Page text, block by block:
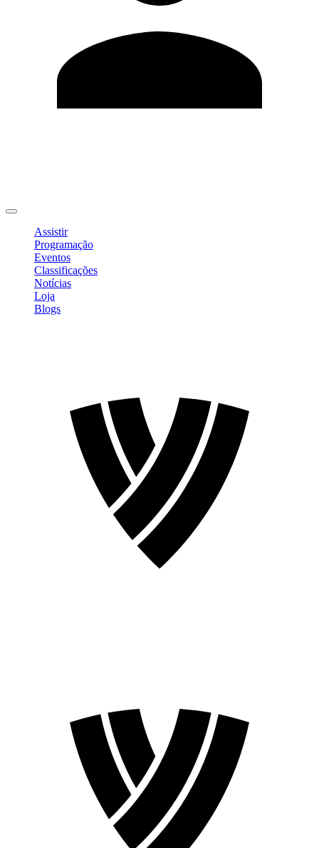
Assistir
Programação
Eventos
Classificações
Notícias
Loja
Blogs